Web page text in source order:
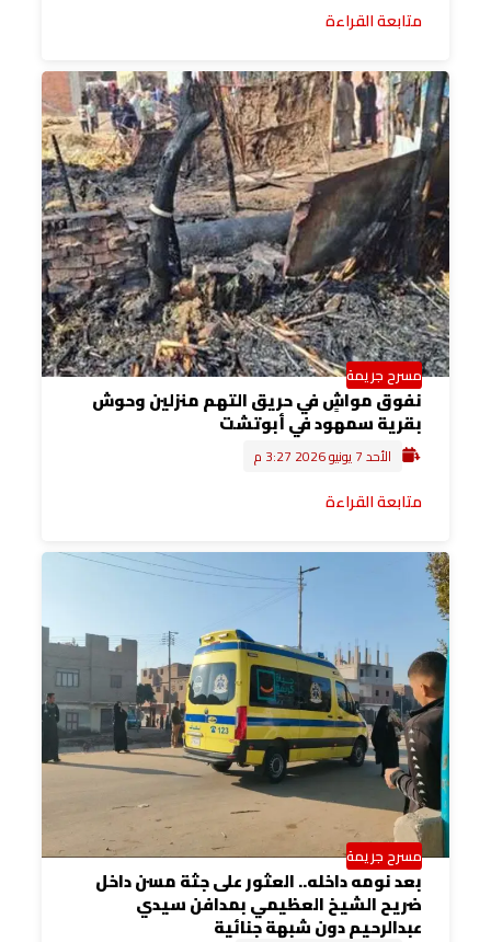
متابعة القراءة
مسرح جريمة
نفوق مواشٍ في حريق التهم منزلين وحوش
بقرية سمهود في أبوتشت
الأحد 7 يونيو 2026 3:27 م
متابعة القراءة
مسرح جريمة
بعد نومه داخله.. العثور على جثة مسن داخل
ضريح الشيخ العظيمي بمدافن سيدي
عبدالرحيم دون شبهة جنائية